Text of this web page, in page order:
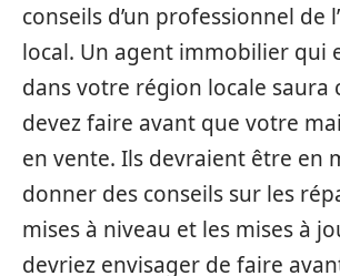
conseils d’un professionnel de
local. Un agent immobilier qui
dans votre région locale saura
devez faire avant que votre
en vente. Ils devraient être en
donner des conseils sur les
mises à niveau et les mises à
devriez envisager de faire